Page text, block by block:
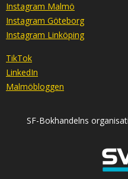
Instagram Malmö
Instagram Göteborg
Instagram Linköping
TikTok
LinkedIn
Malmöbloggen
SF-Bokhandelns